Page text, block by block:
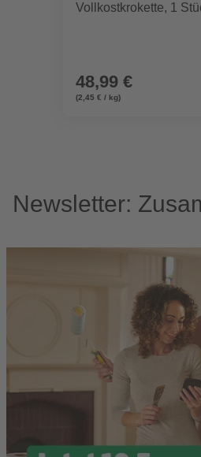
Vollkostkrokette, 1
48,99 €
(2,45 € / kg)
Newsletter: